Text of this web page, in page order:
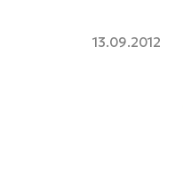
13.09.2012